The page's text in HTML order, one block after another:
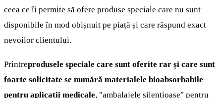
ceea ce îi permite să ofere produse speciale care nu sunt
disponibile în mod obișnuit pe piață și care răspund exact
nevoilor clientului.
Printreprodusele speciale care sunt oferite rar și care sunt
foarte solicitate se numără materialele bioabsorbabile
pentru aplicații medicale, "ambalajele silențioase" pentru